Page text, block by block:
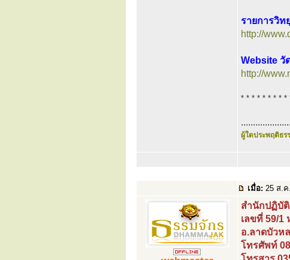
รายการวิท
http://
Website วั
http://
* * * * * * * * *
ผู้ใดประพฤติธ
เมื่อ: 25 ส.ค
สำนักปฏิบั
เลขที่ 59/1
อ.ลาดบัวห
โทรศัพท์